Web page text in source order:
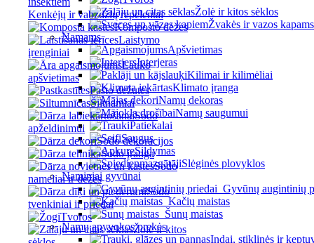
Kenkėjų ir vabzdžių repelentai
Komposto dėžės
Laistymo
įrenginiai
Lauko
apšvietimas
Pašto dėžutės
Šiltnamiai
Sodo
apželdinimui
Sodo dekoracijos
Sodo įranga
Sodo
nameliai ir dėžės
Sodo
tvenkiniai ir priedai
Tvoros
Žolė ir kitos
Žolė ir kitos sėklos
Žvakės ir vazos kapams
Namams
Apšvietimas
Interjeras
Kilimai ir kilimėliai
Klimato įranga
Namų dekoras
Namų saugumui
Patiekalai
Saugus
Šildymas
Slėginės plovyklos
Naminiai gyvūnai
Gyvūnų augintinių
Kačių maistas
Šunų maistas
Namų apyvokos prekės
Indai, stiklinės ir